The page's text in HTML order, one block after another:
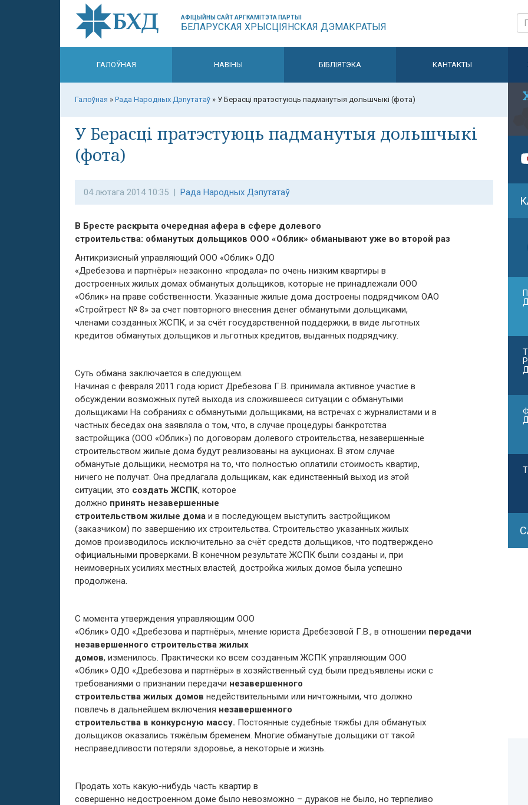
АФІЦЫЙНЫ САЙТ АРГКАМІТЭТА ПАРТЫІ
БЕЛАРУСКАЯ ХРЫСЦІЯНСКАЯ ДЭМАКРАТЫЯ
ГАЛОЎНАЯ НАВІНЫ БІБЛІЯТЭКА КАНТАКТЫ
Галоўная » Рада Народных Дэпутатаў » У Берасці пратэстуюць падманутыя дольшчыкі (фота)
У Берасці пратэстуюць падманутыя дольшчыкі
(фота)
04 лютага 2014 10:35 | Рада Народных Дэпутатаў
В Бресте раскрыта очередная афера в сфере долевого
строительства: обманутых дольщиков ООО «Облик» обманывают уже во второй раз
Антикризисный управляющий ООО «Облик» ОДО
«Дребезова и партнёры» незаконно «продала» по очень низким квартиры в
достроенных жилых домах обманутых дольщиков, которые не принадлежали ООО
«Облик» на праве собственности. Указанные жилые дома достроены подрядчиком ОАО
«Стройтрест № 8» за счет повторного внесения денег обманутыми дольщиками,
членами созданных ЖСПК, и за счёт государственной поддержки, в виде льготных
кредитов обманутых дольщиков и льготных кредитов, выданных подрядчику.
Суть обмана заключается в следующем.
Начиная с февраля 2011 года юрист Дребезова Г.В. принимала активное участие в
обсуждении возможных путей выхода из сложившееся ситуации с обманутыми
дольщиками На собраниях с обманутыми дольщиками, на встречах с журналистами и в
частных беседах она заявляла о том, что, в случае процедуры банкротства
застройщика (ООО «Облик») по договорам долевого строительства, незавершенные
строительством жилые дома будут реализованы на аукционах. В этом случае
обманутые дольщики, несмотря на то, что полностью оплатили стоимость квартир,
ничего не получат. Она предлагала дольщикам, как единственный выход из этой
ситуации, это создать ЖСПК, которое
должно принять незавершенные
строительством жилые дома и в последующем выступить застройщиком
(заказчиком) по завершению их строительства. Строительство указанных жилых
домов производилось исключительно за счёт средств дольщиков, что подтверждено
официальными проверками. В конечном результате ЖСПК были созданы и, при
неимоверных усилиях местных властей, достройка жилых домов была успешно
продолжена.
С момента утверждения управляющим ООО
«Облик» ОДО «Дребезова и партнёры», мнение юриста Дребезовой Г.В., в отношении передачи
незавершенного строительства жилых
домов, изменилось. Практически ко всем созданным ЖСПК управляющим ООО
«Облик» ОДО «Дребезова и партнёры» в хозяйственный суд были предъявлены иски с
требованиями о признании передачи незавершенного
строительства жилых домов недействительными или ничтожными, что должно
повлечь в дальнейшем включения незавершенного
строительства в конкурсную массу. Постоянные судебные тяжбы для обманутых
дольщиков оказались тяжёлым бременем. Многие обманутые дольщики от такой
несправедливости потеряли здоровье, а некоторые и жизнь.
Продать хоть какую-нибудь часть квартир в
совершенно недостроенном доме было невозможно – дураков не было, но терпеливо